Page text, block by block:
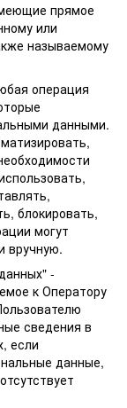
прямое
или
называемому
операция
данными.
блокировать,
могут
вручную.
-
к Оператору
сведения в
если
данные,